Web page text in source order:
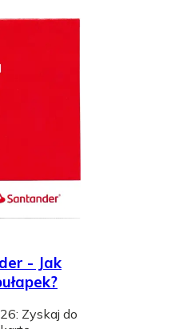
- Jak
Zyskaj do